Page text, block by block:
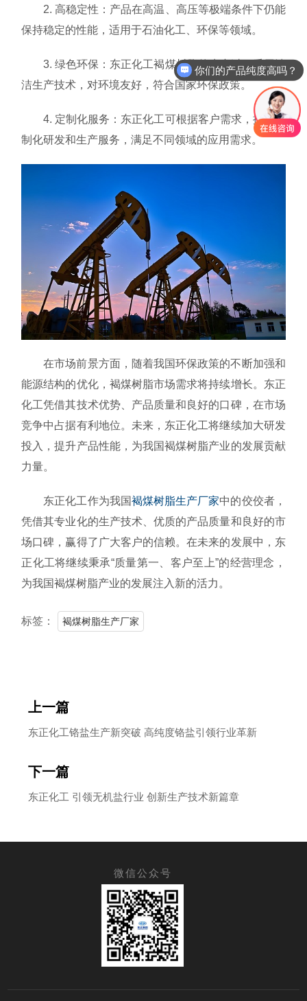
2. 高稳定性：产品在高温、高压等极端条件下仍能
保持稳定的性能，适用于石油化工、环保等领域。
3. 绿色环保：东正化工褐煤树脂的生产过程采用清
洁生产技术，对环境友好，符合国家环保政策。
4. 定制化服务：东正化工可根据客户需求，提供定
制化研发和生产服务，满足不同领域的应用需求。
在市场前景方面，随着我国环保政策的不断加强和
能源结构的优化，褐煤树脂市场需求将持续增长。东正
化工凭借其技术优势、产品质量和良好的口碑，在市场
竞争中占据有利地位。未来，东正化工将继续加大研发
投入，提升产品性能，为我国褐煤树脂产业的发展贡献
力量。
东正化工作为我国褐煤树脂生产厂家中的佼佼者，
凭借其专业化的生产技术、优质的产品质量和良好的市
场口碑，赢得了广大客户的信赖。在未来的发展中，东
正化工将继续秉承“质量第一、客户至上”的经营理念，
为我国褐煤树脂产业的发展注入新的活力。
标签： 褐煤树脂生产厂家
上一篇
东正化工铬盐生产新突破 高纯度铬盐引领行业革新
下一篇
东正化工 引领无机盐行业 创新生产技术新篇章
微信公众号
你们的产品纯度高吗？